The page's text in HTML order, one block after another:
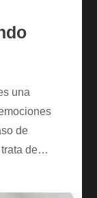
una
de
trata de…